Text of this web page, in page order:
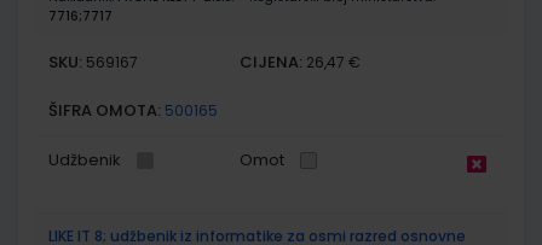
7716;7717
SKU: 569167 CIJENA: 26,47 €
ŠIFRA OMOTA: 500165
Udžbenik Omot
LIKE IT 8; udžbenik iz informatike za osmi razred osnovne